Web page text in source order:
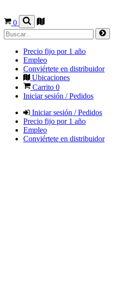
0
Precio fijo por 1 año
Empleo
Conviértete en distribuidor
Ubicaciones
Carrito 0
Iniciar sesión / Pedidos
Iniciar sesión / Pedidos
Precio fijo por 1 año
Empleo
Conviértete en distribuidor